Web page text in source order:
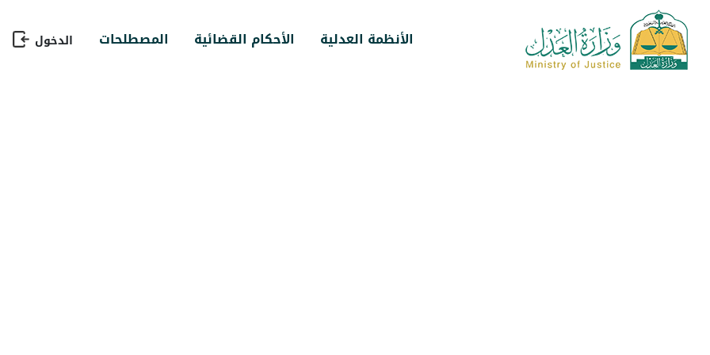
الأنظمة العدلية الأحكام القضائية المصطلحات الدخول